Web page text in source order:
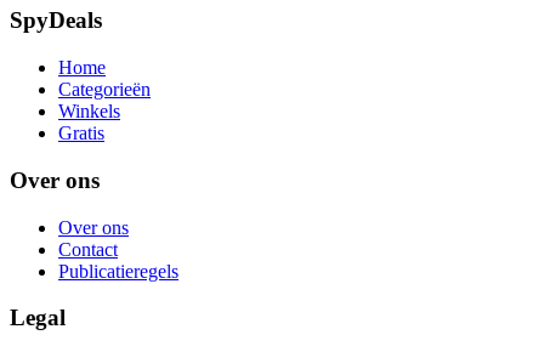
SpyDeals
Home
Categorieën
Winkels
Gratis
Over ons
Over ons
Contact
Publicatieregels
Legal